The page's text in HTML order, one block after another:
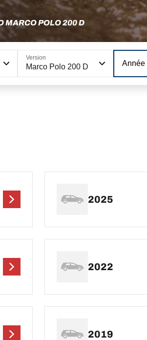
MARCO POLO 200 D
Version
Marco Polo 200 D Année
2025
2022
2019